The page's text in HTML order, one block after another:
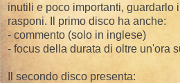
inutili e poco importanti, guardarlo
rasponi. Il primo disco ha anche:
- commento (solo in inglese)
- focus della durata di oltre un'ora
Il secondo disco presenta: